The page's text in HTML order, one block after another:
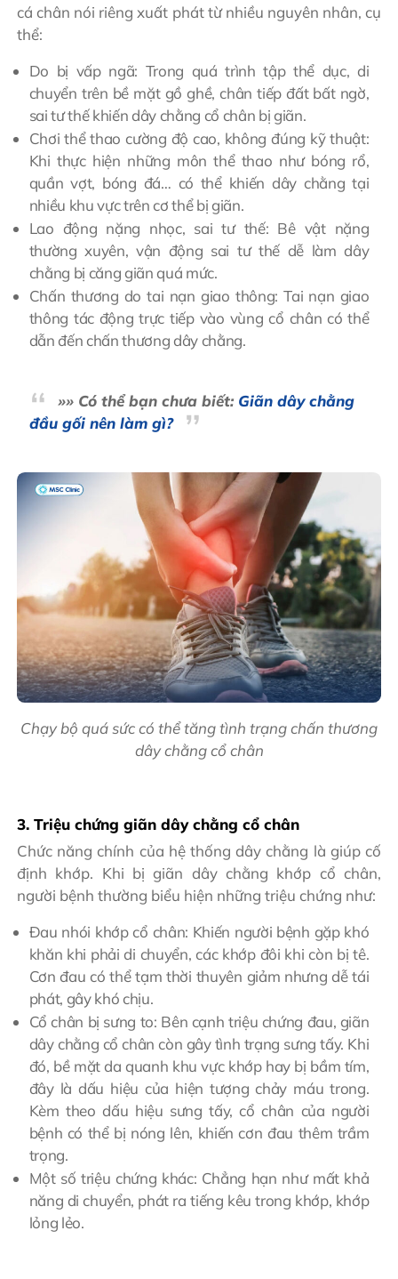
cá chân nói riêng xuất phát từ nhiều nguyên nhân, cụ
thể:
Do bị vấp ngã: Trong quá trình tập thể dục, di
chuyển trên bề mặt gồ ghề, chân tiếp đất bất ngờ,
sai tư thế khiến dây chằng cổ chân bị giãn.
Chơi thể thao cường độ cao, không đúng kỹ thuật:
Khi thực hiện những môn thể thao như bóng rổ,
quần vợt, bóng đá… có thể khiến dây chằng tại
nhiều khu vực trên cơ thể bị giãn.
Lao động nặng nhọc, sai tư thế: Bê vật nặng
thường xuyên, vận động sai tư thế dễ làm dây
chằng bị căng giãn quá mức.
Chấn thương do tai nạn giao thông: Tai nạn giao
thông tác động trực tiếp vào vùng cổ chân có thể
dẫn đến chấn thương dây chằng.
»» Có thể bạn chưa biết: Giãn dây chằng
đầu gối nên làm gì?
Chạy bộ quá sức có thể tăng tình trạng chấn thương
dây chằng cổ chân
3. Triệu chứng giãn dây chằng cổ chân
Chức năng chính của hệ thống dây chằng là giúp cố
định khớp. Khi bị giãn dây chằng khớp cổ chân,
người bệnh thường biểu hiện những triệu chứng như:
Đau nhói khớp cổ chân: Khiến người bệnh gặp khó
khăn khi phải di chuyển, các khớp đôi khi còn bị tê.
Cơn đau có thể tạm thời thuyên giảm nhưng dễ tái
phát, gây khó chịu.
Cổ chân bị sưng to: Bên cạnh triệu chứng đau, giãn
dây chằng cổ chân còn gây tình trạng sưng tấy. Khi
đó, bề mặt da quanh khu vực khớp hay bị bầm tím,
đây là dấu hiệu của hiện tượng chảy máu trong.
Kèm theo dấu hiệu sưng tấy, cổ chân của người
bệnh có thể bị nóng lên, khiến cơn đau thêm trầm
trọng.
Một số triệu chứng khác: Chẳng hạn như mất khả
năng di chuyển, phát ra tiếng kêu trong khớp, khớp
lỏng lẻo.